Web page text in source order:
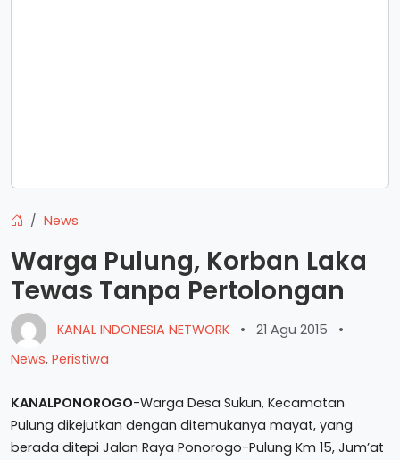
News
Warga Pulung, Korban Laka
Tewas Tanpa Pertolongan
KANAL INDONESIA NETWORK • 21 Agu 2015
•
News, Peristiwa
KANALPONOROGO-Warga Desa Sukun, Kecamatan
Pulung dikejutkan dengan ditemukanya mayat, yang
berada ditepi Jalan Raya Ponorogo-Pulung Km 15, Jum’at